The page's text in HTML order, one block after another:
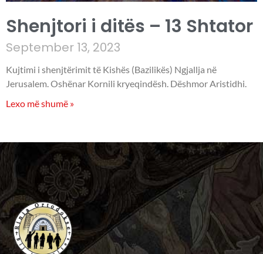
Shenjtori i ditës – 13 Shtator
September 13, 2023
Kujtimi i shenjtërimit të Kishës (Bazilikës) Ngjallja në
Jerusalem. Oshënar Kornili kryeqindësh. Dëshmor Aristidhi.
Lexo më shumë »